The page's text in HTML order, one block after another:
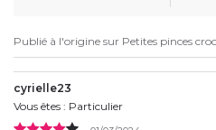
Publié à l'origine sur Petites pinces
cyrielle23
Vous êtes : Particulier